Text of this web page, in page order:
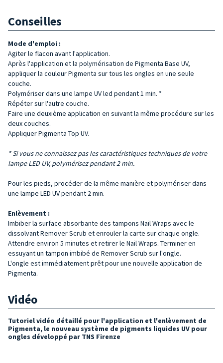
Conseilles
Mode d'emploi :
Agiter le flacon avant l'application.
Après l'application et la polymérisation de Pigmenta Base UV,
appliquer la couleur Pigmenta sur tous les ongles en une seule
couche.
Polymériser dans une lampe UV led pendant 1 min. *
Répéter sur l'autre couche.
Faire une deuxième application en suivant la même procédure sur les
deux couches.
Appliquer Pigmenta Top UV.
* Si vous ne connaissez pas les caractéristiques techniques de votre
lampe LED UV, polymérisez pendant 2 min.
Pour les pieds, procéder de la même manière et polymériser dans
une lampe LED UV pendant 2 min.
Enlèvement :
Imbiber la surface absorbante des tampons Nail Wraps avec le
dissolvant Remover Scrub et enrouler la carte sur chaque ongle.
Attendre environ 5 minutes et retirer le Nail Wraps. Terminer en
essuyant un tampon imbibé de Remover Scrub sur l'ongle.
L'ongle est immédiatement prêt pour une nouvelle application de
Pigmenta.
Vidéo
Tutoriel vidéo détaillé pour l'application et l'enlèvement de
Pigmenta, le nouveau système de pigments liquides UV pour
ongles développé par TNS Firenze